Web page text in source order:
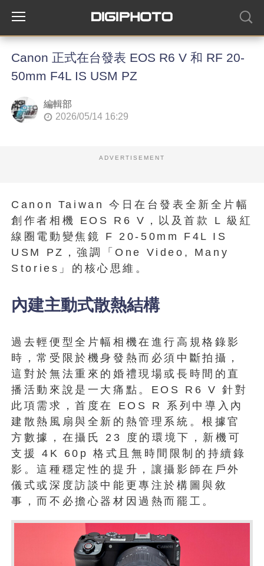
Canon 正式在台發表 EOS R6 V 和 RF 20-
50mm F4L IS USM PZ
編輯部
2026/05/14 16:29
ADVERTISEMENT
Canon Taiwan 今日在台發表全新全片幅
創作者相機 EOS R6 V，以及首款 L 級紅
線圈電動變焦鏡 F 20-50mm F4L IS
USM PZ，強調「One Video, Many
Stories」的核心思維。
內建主動式散熱結構
過去輕便型全片幅相機在進行高規格錄影
時，常受限於機身發熱而必須中斷拍攝，
這對於無法重來的婚禮現場或長時間的直
播活動來說是一大痛點。EOS R6 V 針對
此項需求，首度在 EOS R 系列中導入內
建散熱風扇與全新的熱管理系統。根據官
方數據，在攝氏 23 度的環境下，新機可
支援 4K 60p 格式且無時間限制的持續錄
影。這種穩定性的提升，讓攝影師在戶外
儀式或深度訪談中能更專注於構圖與敘
事，而不必擔心器材因過熱而罷工。